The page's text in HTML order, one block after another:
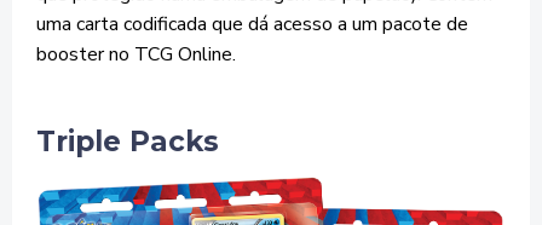
uma carta codificada que dá acesso a um pacote de
booster no TCG Online.
Triple Packs